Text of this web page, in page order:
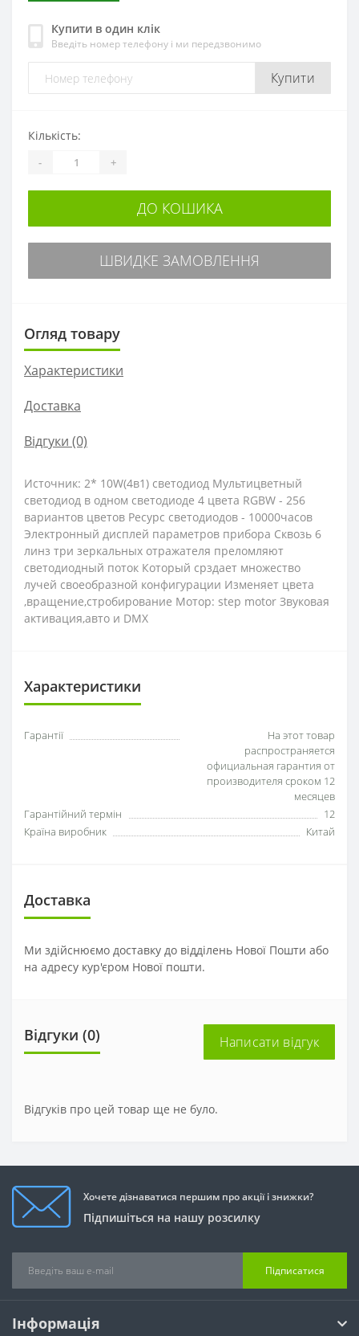
Купити в один клік
Введіть номер телефону і ми передзвонимо
Купити
Кількість:
- +
ДО КОШИКА
ШВИДКЕ ЗАМОВЛЕННЯ
Огляд товару
Характеристики
Доставка
Відгуки (0)
Источник: 2* 10W(4в1) светодиод Мультицветный
светодиод в одном светодиоде 4 цвета RGBW - 256
вариантов цветов Ресурс светодиодов - 10000часов
Электронный дисплей параметров прибора Сквозь 6
линз три зеркальных отражателя преломляют
светодиодный поток Который срздает множество
лучей своеобразной конфигурации Изменяет цвета
,вращение,стробирование Мотор: step motor Звуковая
активация,авто и DMX
Характеристики
Гарантії
На этот товар
распространяется
официальная гарантия от
производителя сроком 12
месяцев
Гарантійний термін
12
Країна виробник
Китай
Доставка
Ми здійснюємо доставку до відділень Нової Пошти або
на адресу кур'єром Нової пошти.
Відгуки (0) Написати відгук
Відгуків про цей товар ще не було.
Хочете дізнаватися першим про акції і знижки?
Підпишіться на нашу розсилку
Підписатися
Інформація